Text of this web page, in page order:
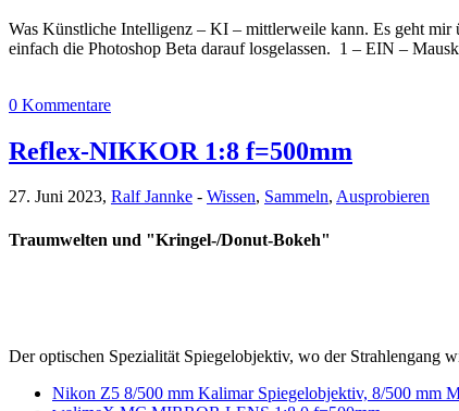
Was Künstliche Intelligenz – KI – mittlerweile kann. Es geht
einfach die Photoshop Beta darauf losgelassen. 1 – EIN –
0 Kommentare
Reflex-NIKKOR 1:8 f=500mm
27. Juni 2023, Ralf Jannke - Wissen, Sammeln, Ausprobieren
Traumwelten und "Kringel-/Donut-Bokeh"
Der optischen Spezialität Spiegelobjektiv, wo der Strahlengang
Nikon Z5 8/500 mm Kalimar Spiegelobjektiv, 8/500 mm